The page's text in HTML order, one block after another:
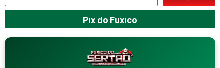
Pix do Fuxico